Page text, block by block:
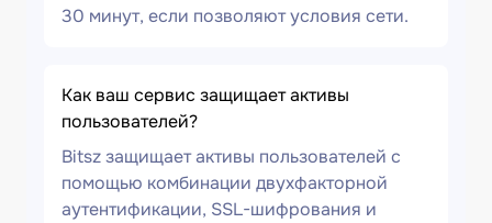
30 минут, если позволяют условия сети.
Как ваш сервис защищает активы
пользователей?
Bitsz защищает активы пользователей с
помощью комбинации двухфакторной
аутентификации, SSL-шифрования и